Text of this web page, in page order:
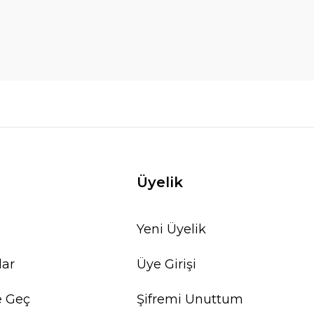
Geç
Üyelik
Yeni Üyelik
Üye Girişi
Şifremi Unuttum